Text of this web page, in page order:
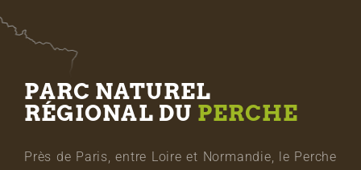
PARC NATUREL
RÉGIONAL DU PERCHE
Près de Paris, entre Loire et Normandie, le Perche